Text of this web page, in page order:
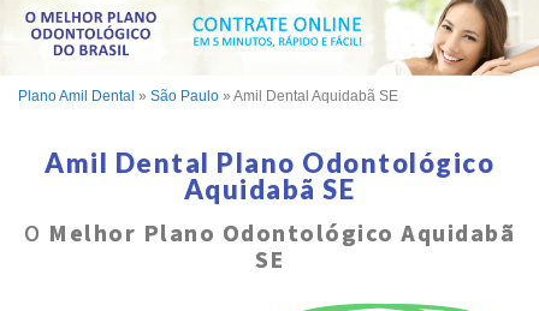
Plano Amil Dental » São Paulo » Amil Dental Aquidabã SE
Amil Dental Plano Odontológico
Aquidabã SE
O Melhor Plano Odontológico Aquidabã
SE